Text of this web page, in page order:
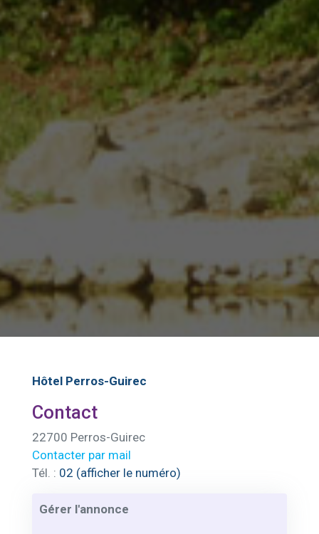
Hôtel Perros-Guirec
Contact
22700 Perros-Guirec
Contacter par mail
Tél. : 02 (afficher le numéro)
Gérer l'annonce